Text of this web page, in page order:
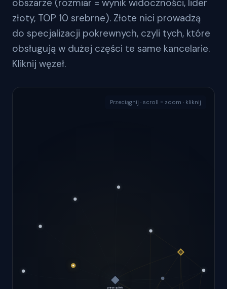
obszarze (rozmiar = wynik widoczności, lider
złoty, TOP 10 srebrne). Złote nici prowadzą
do specjalizacji pokrewnych, czyli tych, które
obsługują w dużej części te same kancelarie.
Kliknij węzeł.
Przeciągnij · scroll = zoom · kliknij